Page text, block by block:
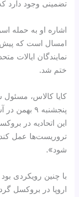
تضمینی وجود دارد
امسال است که پیش
ختم شد.
کایا کالاس، مسئول
پنجشنبه ۹
این اتحادیه در
تروریست‌ها عمل کند،
شود».
اروپا در بروکسل